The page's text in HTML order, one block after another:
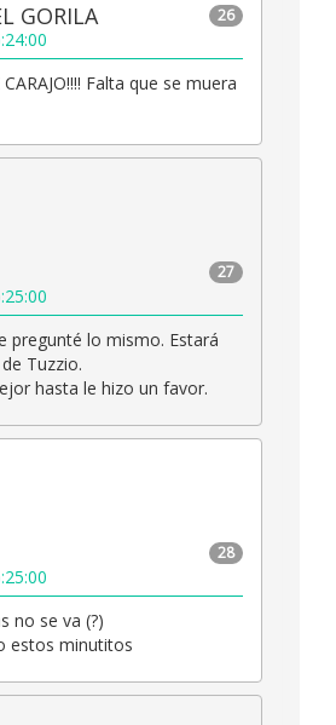
26
GORILA
Falta que se muera
27
pregunté lo mismo. Estará
Tuzzio.
hasta le hizo un favor.
28
no se va (?)
estos minutitos